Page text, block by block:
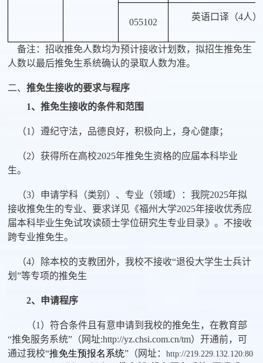
055102
英语口译（4人）
备注：招收推免人数均为预计接收计划数，拟招生推免生
人数以最后推免生系统确认的录取人数为准。
二、推免生接收的要求与程序
1、推免生接收的条件和范围
（1 ）遵纪守法，品德良好，积极向上，身心健康；
（2）获得所在高校2025年推免生资格的应届本科毕业
生。
（3）申请学科（类别）、专业（领域）：我院2025年拟
接收推免生的专业、要求详见《福州大学2025年接收优秀应
届本科毕业生免试攻读硕士学位研究生专业目录》。不接收
跨专业推免生。
（4）除本校的支教团外，我校不接收“退役大学生士兵计
划”等专项的推免生
2、申请程序
（1 ）符合条件且有意申请到我校的推免生，在教育部
“推免服务系统”（网址:http://yz.chsi.com.cn/tm）开通前，可
通过我校“推免生预报名系统”（网址：http://219.229.132.120:80